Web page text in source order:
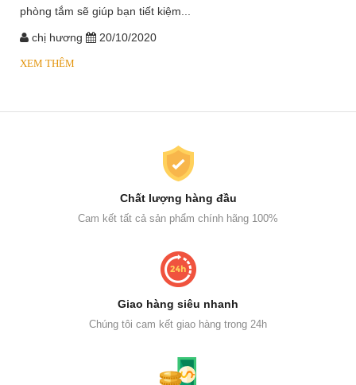
phòng tắm sẽ giúp bạn tiết kiệm...
chị hương 20/10/2020
XEM THÊM
Chất lượng hàng đầu
Cam kết tất cả sản phẩm chính hãng 100%
Giao hàng siêu nhanh
Chúng tôi cam kết giao hàng trong 24h